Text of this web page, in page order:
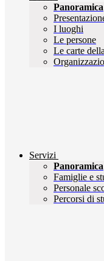
Panoramica
I luoghi
Le persone
Le carte
Servizi
Panoramica
Famiglie e
Personale
Percorsi di